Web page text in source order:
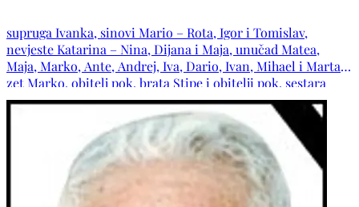
supruga Ivanka, sinovi Mario – Rota, Igor i Tomislav,
nevjeste Katarina – Nina, Dijana i Maja, unučad Matea,
Maja, Marko, Ante, Andrej, Iva, Dario, Ivan, Mihael i Marta,
zet Marko, obitelj pok. brata Stipe i obitelji pok. sestara
Mare i Kate, šure Marinko i Stanko s obiteljima, obitelji
pok. šura Karla, Marka i Mirka, svastike Draga i Mila s
obiteljima, obitelji: Rotim, Čuljak, Galić, Kožul, Krtalić,
Pavković, Ćubela te ostala mnogobrojna rodbina, kumovi,
susjedi i prijatelji.